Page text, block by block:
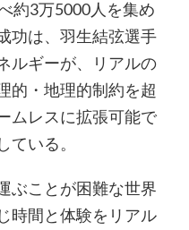
約3万5000人を集め
功は、羽生結弦選手
ルギーが、リアルの
的・地理的制約を超
ムレスに拡張可能で
いる。
ぶことが困難な世界
時間と体験をリアル